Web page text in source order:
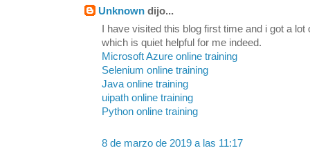
Unknown dijo...
I have visited this blog first time and i got a
which is quiet helpful for me indeed.
Microsoft Azure online training
Selenium online training
Java online training
uipath online training
Python online training
8 de marzo de 2019 a las 11:17